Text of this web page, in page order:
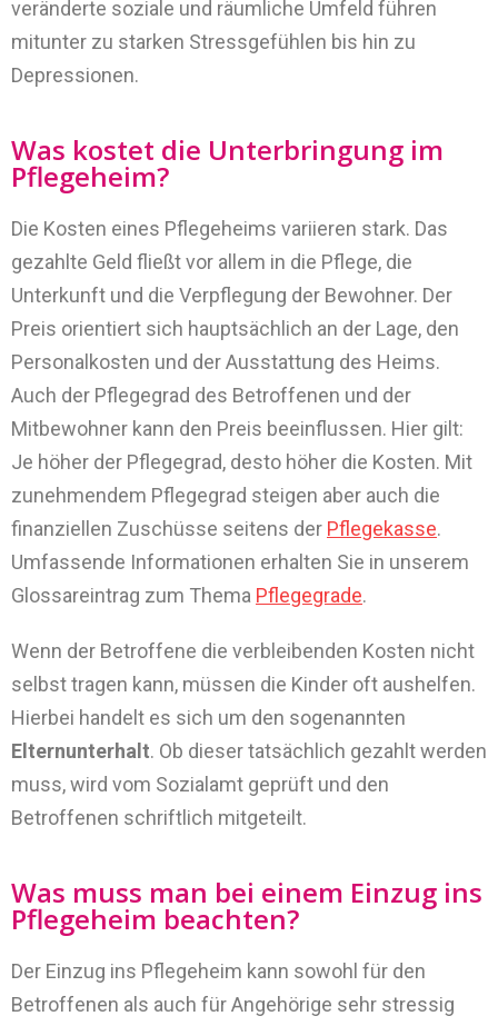
veränderte soziale und räumliche Umfeld führen
mitunter zu starken Stressgefühlen bis hin zu
Depressionen.
Was kostet die Unterbringung im
Pflegeheim?
Die Kosten eines Pflegeheims variieren stark. Das
gezahlte Geld fließt vor allem in die Pflege, die
Unterkunft und die Verpflegung der Bewohner. Der
Preis orientiert sich hauptsächlich an der Lage, den
Personalkosten und der Ausstattung des Heims.
Auch der Pflegegrad des Betroffenen und der
Mitbewohner kann den Preis beeinflussen. Hier gilt:
Je höher der Pflegegrad, desto höher die Kosten. Mit
zunehmendem Pflegegrad steigen aber auch die
finanziellen Zuschüsse seitens der Pflegekasse.
Umfassende Informationen erhalten Sie in unserem
Glossareintrag zum Thema Pflegegrade.
Wenn der Betroffene die verbleibenden Kosten nicht
selbst tragen kann, müssen die Kinder oft aushelfen.
Hierbei handelt es sich um den sogenannten
Elternunterhalt. Ob dieser tatsächlich gezahlt werden
muss, wird vom Sozialamt geprüft und den
Betroffenen schriftlich mitgeteilt.
Was muss man bei einem Einzug ins
Pflegeheim beachten?
Der Einzug ins Pflegeheim kann sowohl für den
Betroffenen als auch für Angehörige sehr stressig